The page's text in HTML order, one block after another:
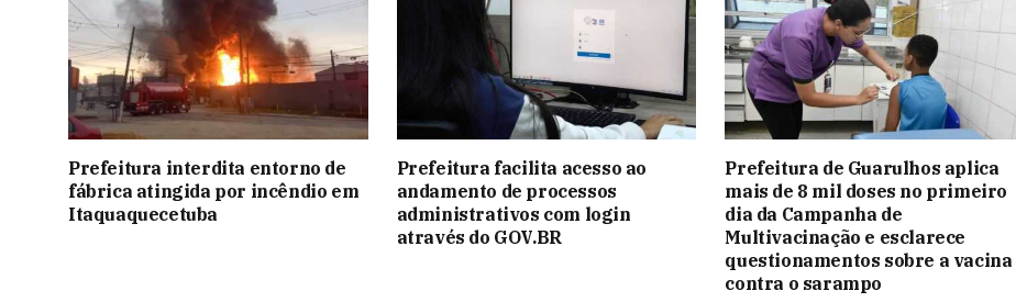
Prefeitura interdita entorno de
fábrica atingida por incêndio em
Itaquaquecetuba
Prefeitura facilita acesso ao
andamento de processos
administrativos com login
através do GOV.BR
Prefeitura de Guarulhos aplica
mais de 8 mil doses no primeiro
dia da Campanha de
Multivacinação e esclarece
questionamentos sobre a vacina
contra o sarampo